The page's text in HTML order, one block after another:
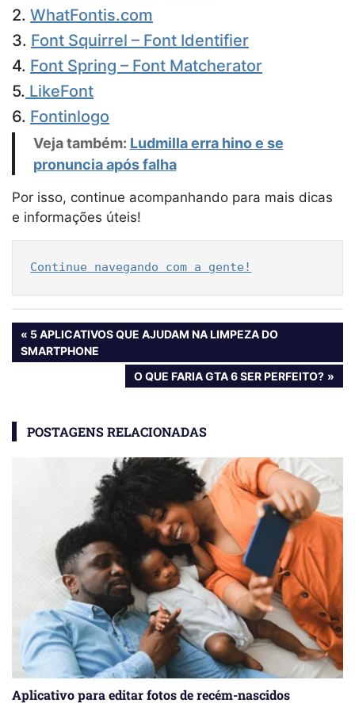
2. WhatFontis.com
3. Font Squirrel – Font Identifier
4. Font Spring – Font Matcherator
5. LikeFont
6. Fontinlogo
Veja também: Ludmilla erra hino e se
pronuncia após falha
Por isso, continue acompanhando para mais dicas
e informações úteis!
Continue navegando com a gente!
Navegação
de
PREVIOUS
POST:
5 APLICATIVOS QUE AJUDAM NA LIMPEZA DO
SMARTPHONE
NEXT
POST:
O QUE FARIA GTA 6 SER PERFEITO?
POSTAGENS RELACIONADAS
Aplicativo para editar fotos de recém-nascidos